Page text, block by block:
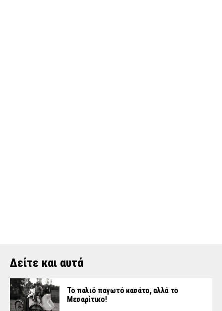
Δείτε και αυτά
Το παλιό παγωτό κασάτο, αλλά το
Μεσαρίτικο!